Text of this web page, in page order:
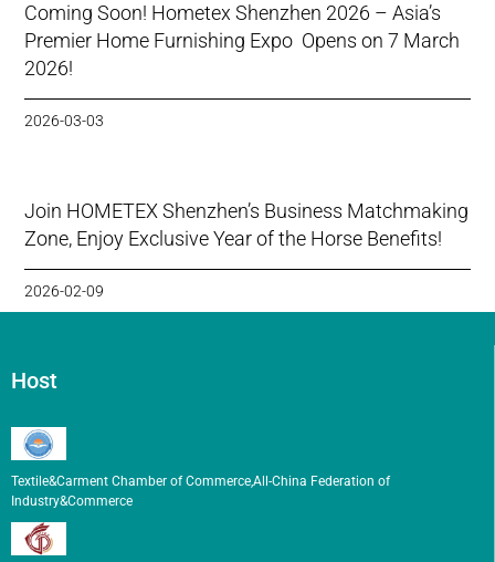
Coming Soon! Hometex Shenzhen 2026 – Asia’s
Premier Home Furnishing Expo Opens on 7 March
2026!
2026-03-03
Join HOMETEX Shenzhen’s Business Matchmaking
Zone, Enjoy Exclusive Year of the Horse Benefits!
2026-02-09
Host
Textile&Carment Chamber of Commerce,All-China Federation of
Industry&Commerce